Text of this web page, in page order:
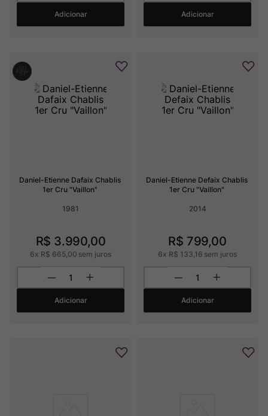
Adicionar Adicionar
Daniel-Etienne Dafaix Chablis
1er Cru "Vaillon"
1981
R$ 3.990,00
6x R$ 665, 00 sem juros
Adicionar
Daniel-Etienne Defaix Chablis
1er Cru "Vaillon"
2014
R$ 799,00
6x R$ 133 16 sem juros
Adicionar